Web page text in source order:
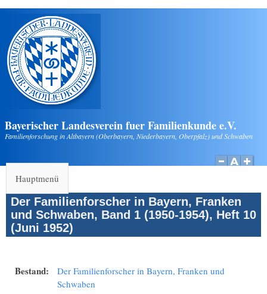
Direkt zum Inhalt
Bayerischer Landesverein fuer Familienkunde e.V.
Familienforschung in Altbayern (Oberbayern, Niederbayern, Oberpfalz) und Schwaben
Hauptmenü
Der Familienforscher in Bayern, Franken
und Schwaben, Band 1 (1950-1954), Heft 10
(Juni 1952)
Bestand:
Der Familienforscher in Bayern, Franken und
Schwaben